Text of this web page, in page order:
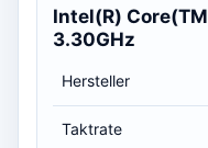
Intel(R)
3.30GHz
Hersteller
Taktrate